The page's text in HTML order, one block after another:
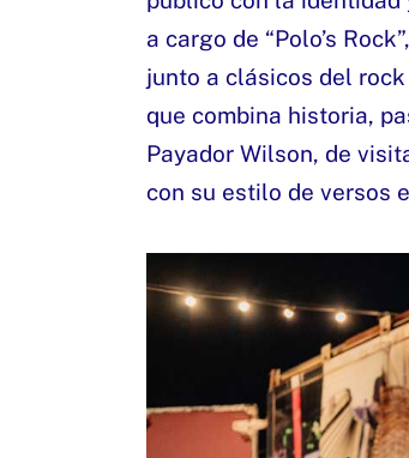
a cargo de “Polo’s
junto a clásicos del
que combina historia,
Payador Wilson, de
con su estilo de versos